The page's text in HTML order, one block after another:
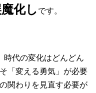
化し です。
時代の変化はどんどん
「変える勇気」が必要
関わりを見直す必要が